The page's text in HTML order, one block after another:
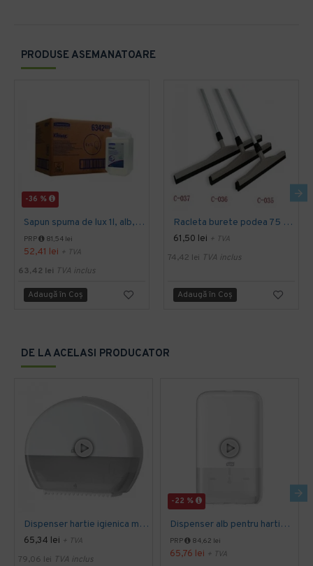
PRODUSE ASEMANATOARE
-36 %
Sapun spuma de lux 1l, alb, Kimberly-Clark
PRP 81,54 lei
52,41 lei + TVA
63,42 lei TVA inclus
Adaugă în Coş
Racleta burete podea 75 cm Limpio
61,50 lei + TVA
74,42 lei TVA inclus
Adaugă în Coş
DE LA ACELASI PRODUCATOR
Dispenser hartie igienica mini Jumbo Tork alb
65,34 lei + TVA
79,06 lei TVA inclus
-22 %
Dispenser alb pentru hartie igienica pliata, bulk, Tork
PRP 84,62 lei
65,76 lei + TVA